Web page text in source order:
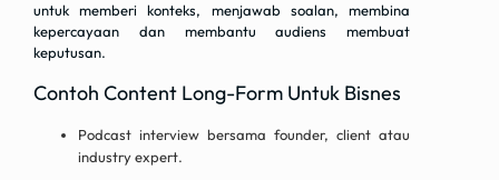
untuk memberi konteks, menjawab soalan, membina
kepercayaan dan membantu audiens membuat
keputusan.
Contoh Content Long-Form Untuk Bisnes
Podcast interview bersama founder, client atau
industry expert.